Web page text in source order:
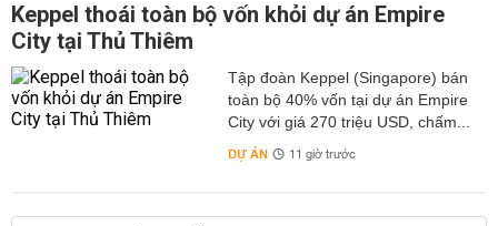
Keppel thoái toàn bộ vốn khỏi dự án Empire
City tại Thủ Thiêm
Tập đoàn Keppel (Singapore) bán
toàn bộ 40% vốn tại dự án Empire
City với giá 270 triệu USD, chấm...
DỰ ÁN 11 giờ trước